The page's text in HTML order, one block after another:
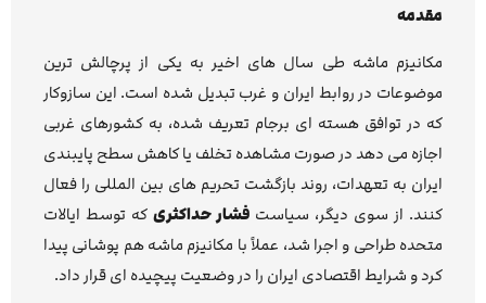
مقدمه
مکانیزم ماشه طی سال های اخیر به یکی از پرچالش ترین
موضوعات در روابط ایران و غرب تبدیل شده است. این سازوکار
که در توافق هسته ای برجام تعریف شده، به کشورهای غربی
اجازه می دهد در صورت مشاهده تخلف یا کاهش سطح پایبندی
ایران به تعهدات، روند بازگشت تحریم های بین المللی را فعال
کنند. از سوی دیگر، سیاست فشار حداکثری که توسط ایالات
متحده طراحی و اجرا شد، عملاً با مکانیزم ماشه هم پوشانی پیدا
کرد و شرایط اقتصادی ایران را در وضعیت پیچیده ای قرار داد.